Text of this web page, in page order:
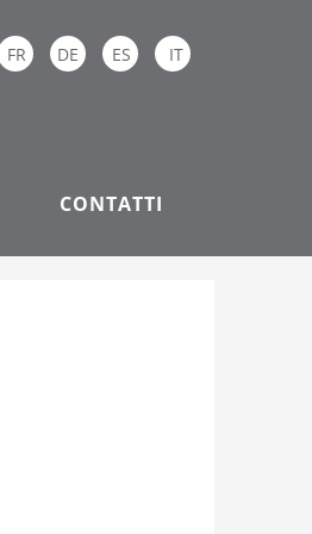
FR DE ES IT
CONTATTI